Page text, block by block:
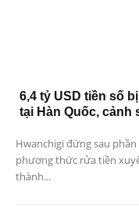
6,4 tỷ USD tiền số
tại Hàn Quốc, cảnh
Hwanchigi đứng sau
phương thức rửa tiền
thành...